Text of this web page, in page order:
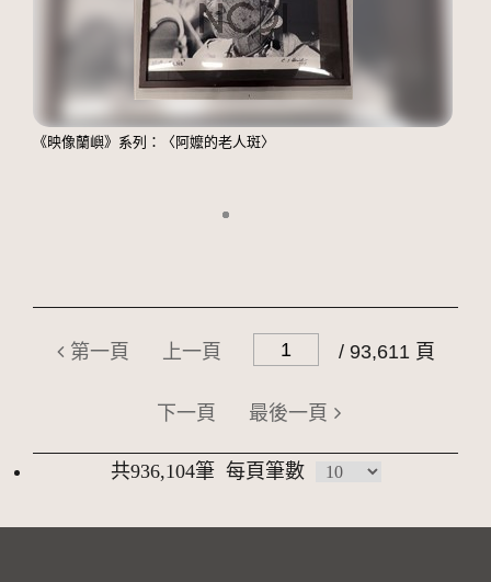
《映像蘭嶼》系列：〈阿嬤的老人斑〉
第一頁 上一頁 / 93,611 頁
下一頁 最後一頁
共936,104筆 每頁筆數